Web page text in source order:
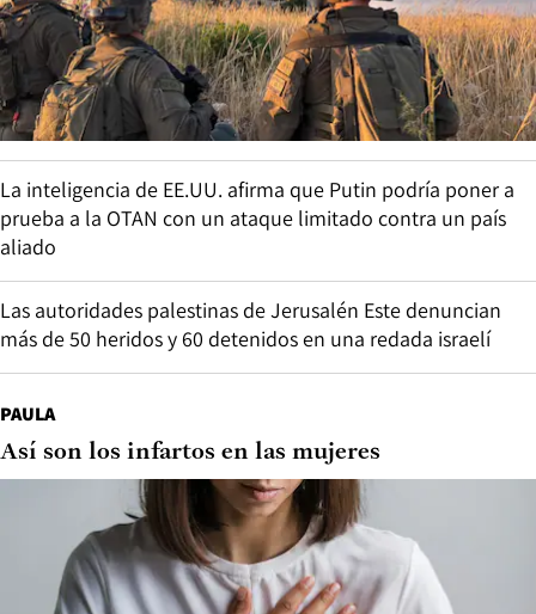
La inteligencia de EE.UU. afirma que Putin podría poner a
prueba a la OTAN con un ataque limitado contra un país
aliado
Las autoridades palestinas de Jerusalén Este denuncian
más de 50 heridos y 60 detenidos en una redada israelí
PAULA
Así son los infartos en las mujeres